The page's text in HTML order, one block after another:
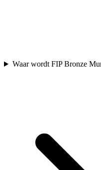
Waar wordt FIP Bronze